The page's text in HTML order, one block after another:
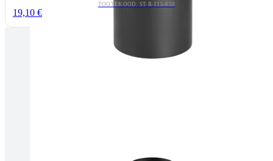
TOOTEKOOD: ST-R-115-050
19,10 €
Tallinnas kaminasalong